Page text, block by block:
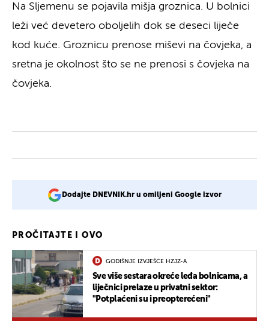
Na Sljemenu se pojavila mišja groznica. U bolnici
leži već devetero oboljelih dok se deseci liječe
kod kuće. Groznicu prenose miševi na čovjeka, a
sretna je okolnost što se ne prenosi s čovjeka na
čovjeka.
Dodajte DNEVNIK.hr u omiljeni Google izvor
PROČITAJTE I OVO
GODIŠNJE IZVJEŠĆE HZJZ-A
Sve više sestara okreće leđa bolnicama, a
liječnici prelaze u privatni sektor:
"Potplaćeni su i preopterećeni"